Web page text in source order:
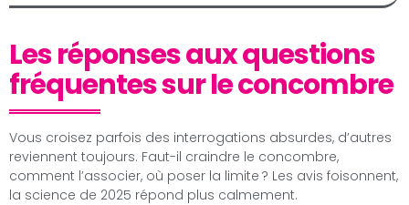
Les réponses aux questions
fréquentes sur le concombre
Vous croisez parfois des interrogations absurdes, d’autres
reviennent toujours. Faut-il craindre le concombre,
comment l’associer, où poser la limite ? Les avis foisonnent,
la science de 2025 répond plus calmement.